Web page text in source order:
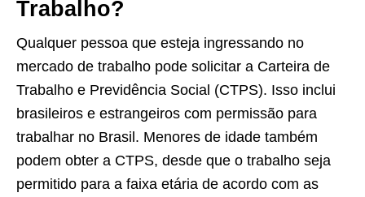
Trabalho?
Qualquer pessoa que esteja ingressando no
mercado de trabalho pode solicitar a Carteira de
Trabalho e Previdência Social (CTPS). Isso inclui
brasileiros e estrangeiros com permissão para
trabalhar no Brasil. Menores de idade também
podem obter a CTPS, desde que o trabalho seja
permitido para a faixa etária de acordo com as